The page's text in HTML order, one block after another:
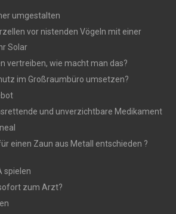
umgestalten
vor nistenden Vögeln mit einer
Solar
vertreiben, wie macht man das?
im Großraumbüro umsetzen?
und unverzichtbare Medikament
einen Zaun aus Metall entschieden ?
spielen
zum Arzt?